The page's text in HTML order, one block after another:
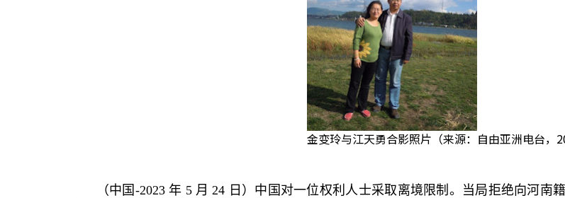
金变玲与江天勇合影照片（来源：自由亚洲电台，
（中国 -2023 年 5 月 24 日）中国对一位权利人士采取离境限制。当局拒绝向河南